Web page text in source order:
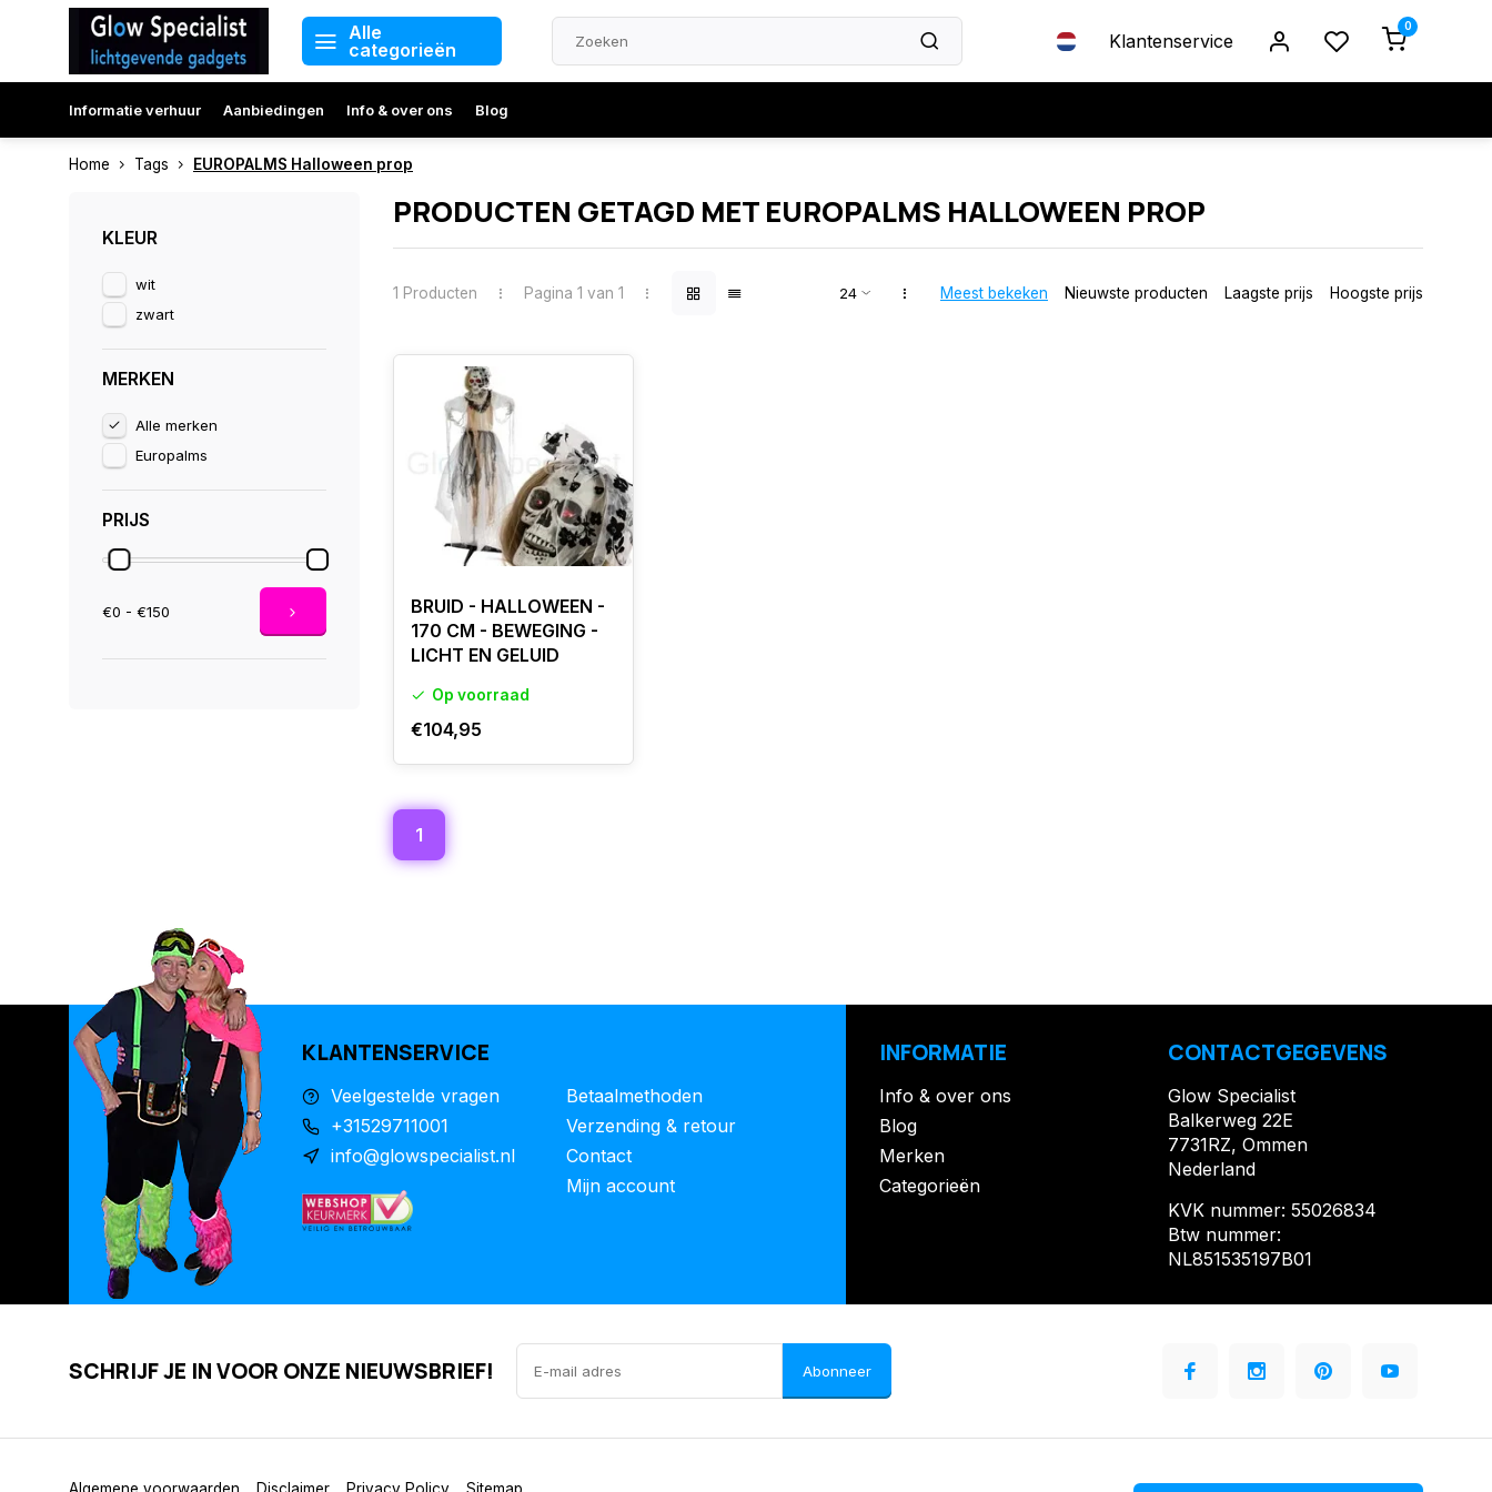
Alle
categorieën
Klantenservice
0
Informatie verhuur Aanbiedingen Info & over ons Blog
Home Tags EUROPALMS Halloween prop
KLEUR
wit
zwart
MERKEN
Alle merken
Europalms
PRIJS
€0 - €150
PRODUCTEN GETAGD MET EUROPALMS HALLOWEEN PROP
1 Producten Pagina 1 van 1 Meest bekeken Nieuwste producten Laagste prijs Hoogste prijs
BRUID - HALLOWEEN -
170 CM - BEWEGING -
LICHT EN GELUID
Op voorraad
€104,95
1
KLANTENSERVICE
Veelgestelde vragen
+31529711001
info@glowspecialist.nl
Betaalmethoden
Verzending & retour
Contact
Mijn account
INFORMATIE
Info & over ons
Blog
Merken
Categorieën
CONTACTGEGEVENS
Glow Specialist
Balkerweg 22E
7731RZ, Ommen
Nederland
KVK nummer: 55026834
Btw nummer:
NL851535197B01
SCHRIJF JE IN VOOR ONZE NIEUWSBRIEF! Abonneer
Algemene voorwaarden Disclaimer Privacy Policy Sitemap